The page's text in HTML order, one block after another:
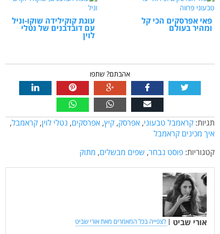
פאי אפרסקים הכי קל
ומהיר בעולם
עוגת קוקילידה שוקו-וניל
עם דובדבנים של נטלי
לוין
אהבתם? שתפו
תגיות: קראמבל טבעוני, אפרסק, קיץ, אפרסקים, נטלי לוין, קראמבל,
איך מכינים קראמבל
קטגוריות: פוסט נבחר, שפים מבשלים, מתוק
אורי שביט | לצפייה בכל המאמרים מאת אורי שביט